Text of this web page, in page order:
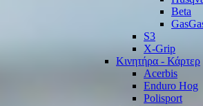
Beta
S3
X-Grip
Κινητήρα - Κάρτερ
Acerbis
Enduro Hog
Polisport